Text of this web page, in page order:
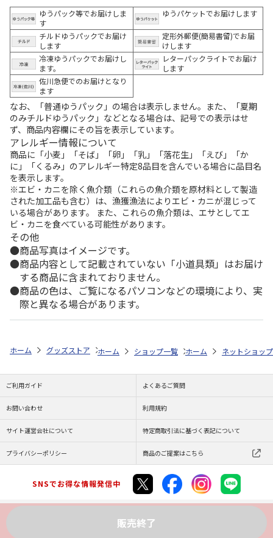
ゆうパック等でお届けしま
す
ゆうパケットでお届けします
チルドゆうパックでお届け
します
定形外郵便(簡易書留)でお届
けします
冷凍ゆうパックでお届けし
ます。
レターパックライトでお届け
します
佐川急便でのお届けとなり
ます
なお、「普通ゆうパック」の場合は表示しません。また、「夏期
のみチルドゆうパック」などとなる場合は、記号での表示はせ
ず、商品内容欄にその旨を表示しています。
アレルギー情報について
商品に「小麦」「そば」「卵」「乳」「落花生」「えび」「か
に」「くるみ」のアレルギー特定8品目を含んでいる場合に品目名
を表示します。
※エビ・カニを除く魚介類（これらの魚介類を原材料として製造
された加工品も含む）は、漁獲漁法によりエビ・カニが混じって
いる場合があります。 また、これらの魚介類は、エサとしてエ
ビ・カニを食べている可能性があります。
その他
商品写真はイメージです。
商品内容として記載されていない「小道具類」はお届け
する商品に含まれておりません。
商品の色は、ご覧になるパソコンなどの環境により、実
際と異なる場合があります。
販売終了
ホーム グッズストア アニメ・漫画 メダリスト アキュリル＋フ
ホーム ショップ一覧 ENGAWA メダリス
ホーム ネットショップ
ご利用ガイド よくあるご質問
お問い合わせ 利用規約
サイト運営会社について 特定商取引法に基づく表記について
プライバシーポリシー 商品のご提案はこちら
SNSでお得な情報発信中